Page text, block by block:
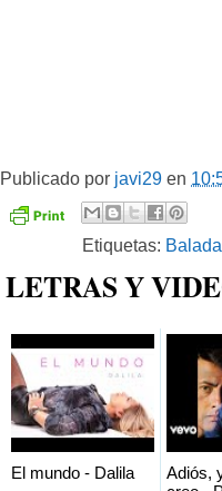
Publicado por javi29 en
Etiquetas: Balada
LETRAS Y
El mundo - Dalila
Adiós,